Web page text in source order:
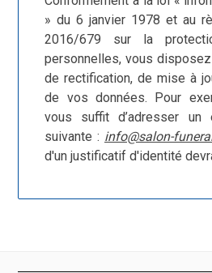
» du 6 janvier 1978 et au
2016/679 sur la
personnelles, vous
de rectification, de mise à
de vos données. Pour
vous suffit d’adresser un
suivante : info@salon-
d'un justificatif d'identité